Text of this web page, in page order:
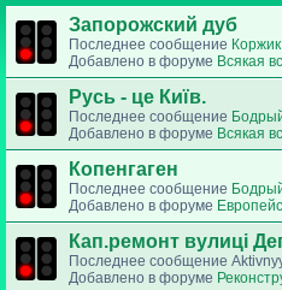
Запорожский дуб
Последнее сообщение Коржик
Добавлено в форуме Всякая
Русь - це Київ.
Последнее сообщение
Добавлено в форуме Всякая
Копенгаген
Последнее сообщение
Добавлено в форуме
Кап.ремонт вулиці
Последнее сообщение
Добавлено в форуме